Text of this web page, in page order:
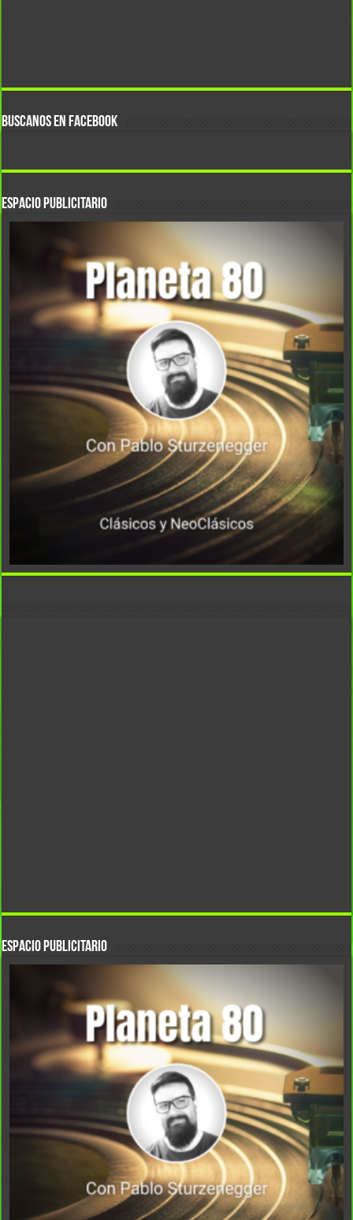
BUSCANOS EN FACEBOOK
ESPACIO PUBLICITARIO
Espacio Publicitario